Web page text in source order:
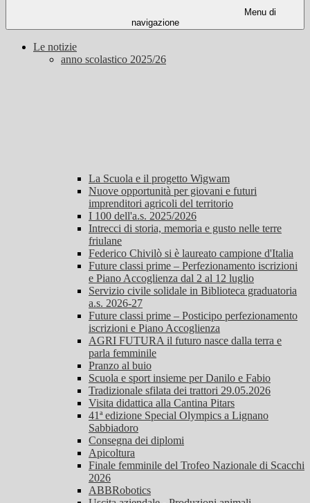
Menu di
navigazione
Le notizie
anno scolastico 2025/26
La Scuola e il progetto Wigwam
Nuove opportunità per giovani e futuri
imprenditori agricoli del territorio
I 100 dell'a.s. 2025/2026
Intrecci di storia, memoria e gusto nelle terre
friulane
Federico Chivilò si è laureato campione d'Italia
Future classi prime – Perfezionamento iscrizioni
e Piano Accoglienza dal 2 al 12 luglio
Servizio civile solidale in Biblioteca graduatoria
a.s. 2026-27
Future classi prime – Posticipo perfezionamento
iscrizioni e Piano Accoglienza
AGRI FUTURA il futuro nasce dalla terra e
parla femminile
Pranzo al buio
Scuola e sport insieme per Danilo e Fabio
Tradizionale sfilata dei trattori 29.05.2026
Visita didattica alla Cantina Pitars
41ª edizione Special Olympics a Lignano
Sabbiadoro
Consegna dei diplomi
Apicoltura
Finale femminile del Trofeo Nazionale di Scacchi
2026
ABBRobotics